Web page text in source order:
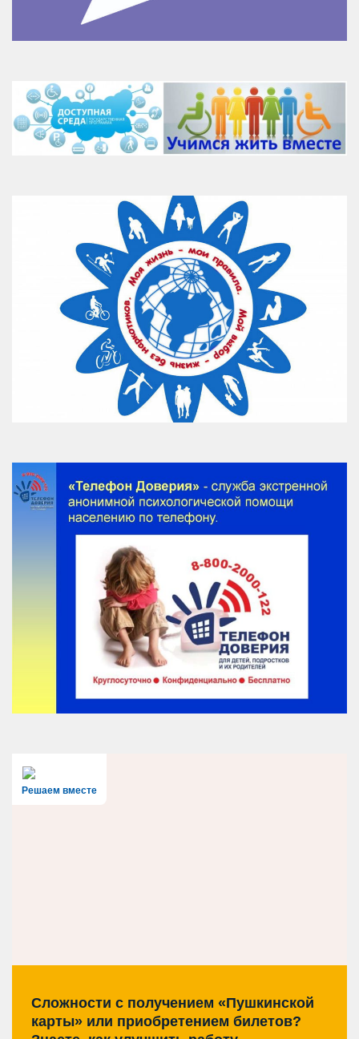
Решаем вместе
Сложности с получением «Пушкинской
карты» или приобретением билетов?